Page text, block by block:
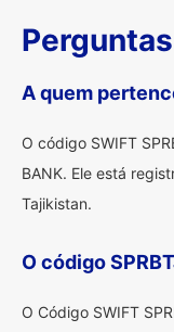
A quem
O código SWIFT
BANK. Ele está
Tajikistan.
O código
O Código SWIFT